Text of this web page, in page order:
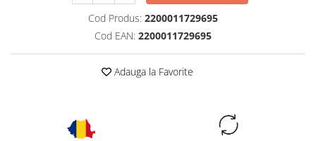
Cod Produs: 2200011729695
Cod EAN: 2200011729695
Adauga la Favorite